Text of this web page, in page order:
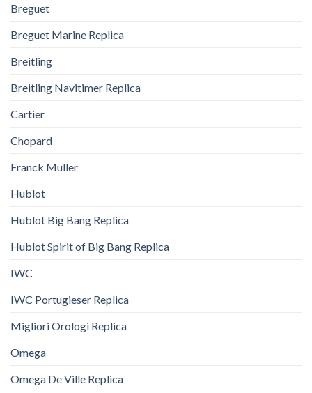
Breguet
Breguet Marine Replica
Breitling
Breitling Navitimer Replica
Cartier
Chopard
Franck Muller
Hublot
Hublot Big Bang Replica
Hublot Spirit of Big Bang Replica
IWC
IWC Portugieser Replica
Migliori Orologi Replica
Omega
Omega De Ville Replica